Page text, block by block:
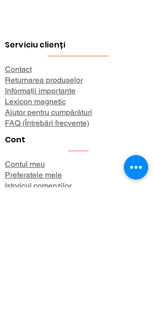
Serviciu clienți
Contact
Returnarea produselor
Informații importante
Lexicon magnetic
Ajutor pentru cumpărături
FAQ (Întrebări frecvente)
Cont
Contul meu
Preferatele mele
Istoricul comenzilor